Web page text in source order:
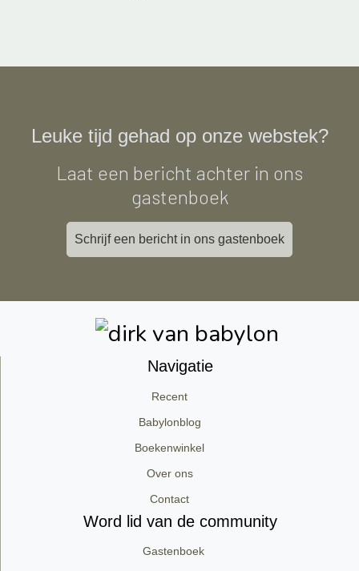
Leuke tijd gehad op onze webstek?
Laat een bericht achter in ons
gastenboek
Schrijf een bericht in ons gastenboek
Navigatie
Recent
Babylonblog
Boekenwinkel
Over ons
Contact
Word lid van de community
Gastenboek